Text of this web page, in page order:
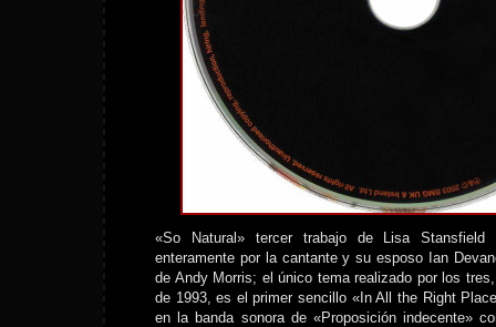
«So Natural» tercer trabajo de Lisa
enteramente por la cantante y su esposo Ian
de Andy Morris; el único tema realizado por los
de 1993, es el primer sencillo «In All the Right
en la banda sonora de «Proposición indecente»